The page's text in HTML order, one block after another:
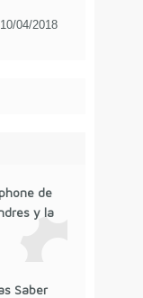
10/04/2018
de
y la
Saber